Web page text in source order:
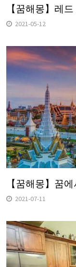
【꿈해몽】레
2021-05-12
【꿈해몽】꿈
2021-07-11